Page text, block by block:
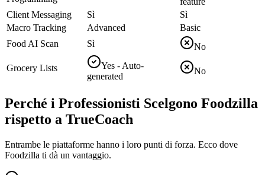
Client Messaging
Sì
Sì
Macro Tracking
Advanced
Basic
Food AI Scan
Sì No
Grocery Lists
Yes - Auto-
generated
No
Perché i Professionisti Scelgono Foodzilla
rispetto a TrueCoach
Entrambe le piattaforme hanno i loro punti di forza. Ecco dove
Foodzilla ti dà un vantaggio.